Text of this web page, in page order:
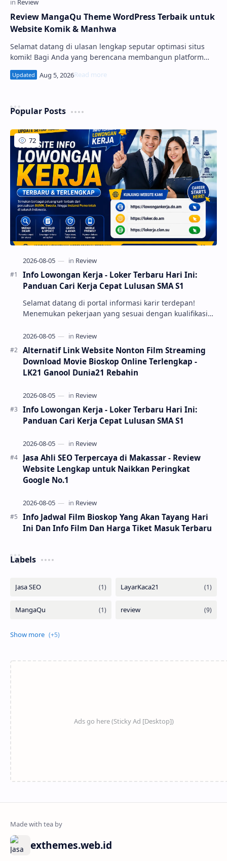
Review MangaQu Theme WordPress Terbaik untuk
Website Komik & Manhwa
Selamat datang di ulasan lengkap seputar optimasi situs
komik! Bagi Anda yang berencana membangun platform
baca manga atau komik online yang cepat, responsif, dan
mudah menghasilkan profit, memilih tema yang tepat
Popular Posts
Info Lowongan Kerja - Loker Terbaru Hari Ini:
Panduan Cari Kerja Cepat Lulusan SMA S1
Selamat datang di portal informasi karir terdepan!
Menemukan pekerjaan yang sesuai dengan kualifikasi
Melalui ulasan Info Lowongan Kerja - Loker Terbaru Hari
ini, kami hadir untuk menyajikan pembaruan ...
Alternatif Link Website Nonton Film Streaming
Download Movie Bioskop Online Terlengkap -
LK21 Ganool Dunia21 Rebahin
Info Lowongan Kerja - Loker Terbaru Hari Ini:
Panduan Cari Kerja Cepat Lulusan SMA S1
Jasa Ahli SEO Terpercaya di Makassar - Review
Website Lengkap untuk Naikkan Peringkat
Google No.1
Info Jadwal Film Bioskop Yang Akan Tayang Hari
Ini Dan Info Film Dan Harga Tiket Masuk Terbaru
Labels
Show more
exthemes.web.id